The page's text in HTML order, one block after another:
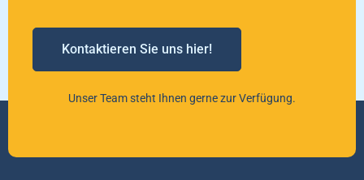
Kontaktieren Sie uns hier!
Unser Team steht Ihnen gerne zur Verfügung.